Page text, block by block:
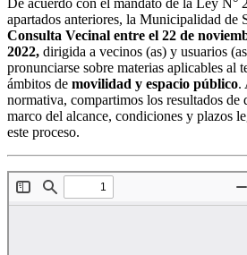
apartados anteriores, la Municipalidad de
Consulta Vecinal entre el 22 de
2022, dirigida a vecinos (as) y usuarios
pronunciarse sobre materias aplicables al
ámbitos de movilidad y espacio público.
normativa, compartimos los resultados de
marco del alcance, condiciones y plazos
este proceso.